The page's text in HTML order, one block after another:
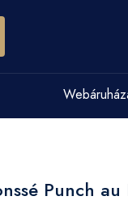
Punch